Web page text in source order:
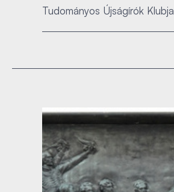
Tudományos Újságírók Klubja